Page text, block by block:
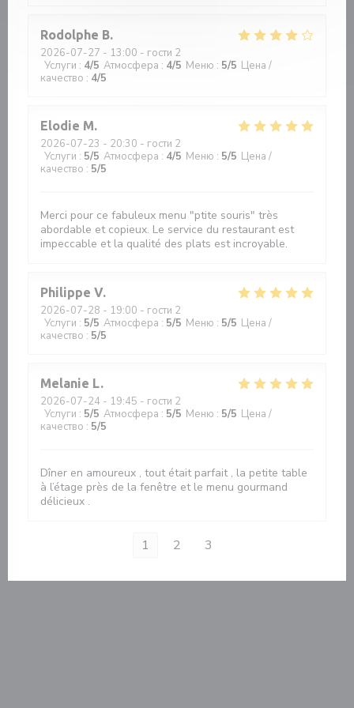
Rodolphe B
2026-07-27 - 13:00 - гости 2
Услуги : 4/5 Атмосфера : 4/5 Меню : 5/5 Цена /
качество : 4/5
Elodie M
2026-07-23 - 20:30 - гости 2
Услуги : 5/5 Атмосфера : 4/5 Меню : 5/5 Цена /
качество : 5/5
Merci pour ce fabuleux menu "ptite souris" très
abordable et copieux. Le service du restaurant est
impeccable et la qualité des plats est incroyable.
Philippe V
2026-07-28 - 19:00 - гости 2
Услуги : 5/5 Атмосфера : 5/5 Меню : 5/5 Цена /
качество : 5/5
Melanie L
2026-07-24 - 19:45 - гости 2
Услуги : 5/5 Атмосфера : 5/5 Меню : 5/5 Цена /
качество : 5/5
Dîner en amoureux , tout était parfait , la petite table
à l’étage près de la fenêtre et le menu gourmand
délicieux .
1 2 3